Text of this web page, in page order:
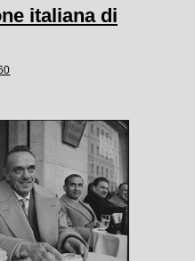
italiana di